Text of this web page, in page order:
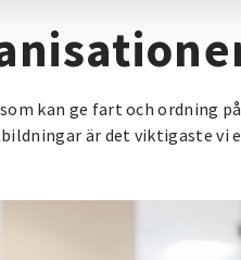
kan ge fart och ordning
är det viktigaste vi